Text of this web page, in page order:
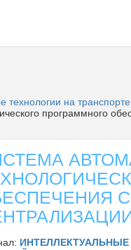
технологии на
программного